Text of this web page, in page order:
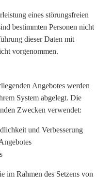
eines störungsfreien
bestimmten Personen nicht
dieser Daten mit
vorgenommen.
Angebotes werden
System abgelegt. Die
Zwecken verwendet:
und Verbesserung
im Rahmen des Setzens von